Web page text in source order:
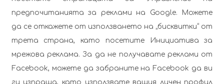
предпочитанията за реклами на Google. Можете
да се откажете от използването на „бисквитки“ от
трета страна, като посетите
Инициатива за
мрежова реклама.За да не получавате реклами от
Facebook, можете да забраните на Facebook да ви
ги изпраща, като използвате вашия личен профил